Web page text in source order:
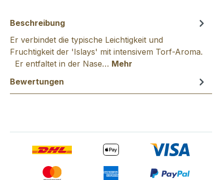
Beschreibung
Er verbindet die typische Leichtigkeit und
Fruchtigkeit der 'Islays' mit intensivem Torf-Aroma.
Er entfaltet in der Nase… Mehr
Bewertungen